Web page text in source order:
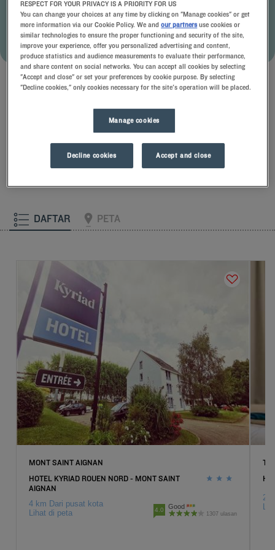
Di seluruh dunia
PESAN DENGAN PENAWARAN INI
Lihat syarat dan ketentuan
DAFTAR PETA
MONT SAINT AIGNAN
HOTEL KYRIAD ROUEN NORD - MONT SAINT
AIGNAN
4 km Dari pusat kota
Lihat di peta
4.0 Good
1307 ulasan
2
RESPECT FOR YOUR PRIVACY IS A PRIORITY FOR US
You can change your choices at any time by clicking on "Manage cookies" or get
more information via our Cookie Policy. We andour partners use cookies or
similar technologies to ensure the proper functioning and security of the site,
improve your experience, offer you personalized advertising and content,
produce statistics and audience measurements to evaluate their performance,
and share content on social networks. You can accept all cookies by selecting
"Accept and close" or set your preferences by cookie purpose. By selecting
"Decline cookies," only cookies necessary for the site's operation will be placed.
Manage cookies
Decline cookies Accept and close